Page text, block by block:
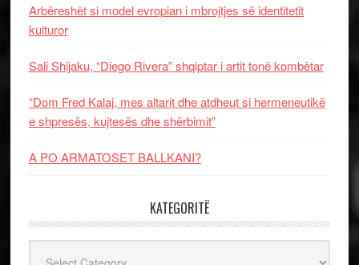
Arbëreshët si model evropian i mbrojtjes së identitetit
kulturor
Sali Shijaku, “Diego Rivera” shqiptar i artit tonë kombëtar
“Dom Fred Kalaj, mes altarit dhe atdheut si hermeneutikë
e shpresës, kujtesës dhe shërbimit”
A PO ARMATOSET BALLKANI?
KATEGORITË